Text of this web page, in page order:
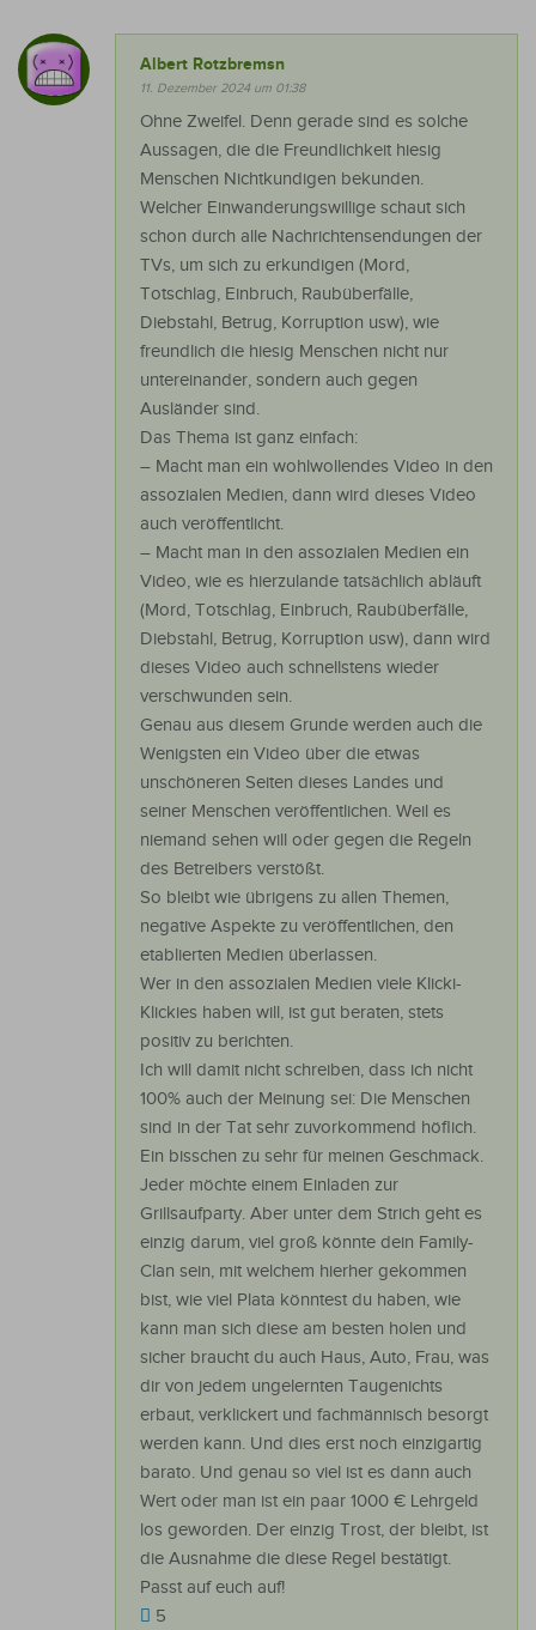
Albert Rotzbremsn
11. Dezember 2024 um 01:38
Ohne Zweifel. Denn gerade sind es solche
Aussagen, die die Freundlichkeit hiesig
Menschen Nichtkundigen bekunden.
Welcher Einwanderungswillige schaut sich
schon durch alle Nachrichtensendungen der
TVs, um sich zu erkundigen (Mord,
Totschlag, Einbruch, Raubüberfälle,
Diebstahl, Betrug, Korruption usw), wie
freundlich die hiesig Menschen nicht nur
untereinander, sondern auch gegen
Ausländer sind.
Das Thema ist ganz einfach:
– Macht man ein wohlwollendes Video in den
assozialen Medien, dann wird dieses Video
auch veröffentlicht.
– Macht man in den assozialen Medien ein
Video, wie es hierzulande tatsächlich abläuft
(Mord, Totschlag, Einbruch, Raubüberfälle,
Diebstahl, Betrug, Korruption usw), dann wird
dieses Video auch schnellstens wieder
verschwunden sein.
Genau aus diesem Grunde werden auch die
Wenigsten ein Video über die etwas
unschöneren Seiten dieses Landes und
seiner Menschen veröffentlichen. Weil es
niemand sehen will oder gegen die Regeln
des Betreibers verstößt.
So bleibt wie übrigens zu allen Themen,
negative Aspekte zu veröffentlichen, den
etablierten Medien überlassen.
Wer in den assozialen Medien viele Klicki-
Klickies haben will, ist gut beraten, stets
positiv zu berichten.
Ich will damit nicht schreiben, dass ich nicht
100% auch der Meinung sei: Die Menschen
sind in der Tat sehr zuvorkommend höflich.
Ein bisschen zu sehr für meinen Geschmack.
Jeder möchte einem Einladen zur
Grillsaufparty. Aber unter dem Strich geht es
einzig darum, viel groß könnte dein Family-
Clan sein, mit welchem hierher gekommen
bist, wie viel Plata könntest du haben, wie
kann man sich diese am besten holen und
sicher braucht du auch Haus, Auto, Frau, was
dir von jedem ungelernten Taugenichts
erbaut, verklickert und fachmännisch besorgt
werden kann. Und dies erst noch einzigartig
barato. Und genau so viel ist es dann auch
Wert oder man ist ein paar 1000 € Lehrgeld
los geworden. Der einzig Trost, der bleibt, ist
die Ausnahme die diese Regel bestätigt.
Passt auf euch auf!
5